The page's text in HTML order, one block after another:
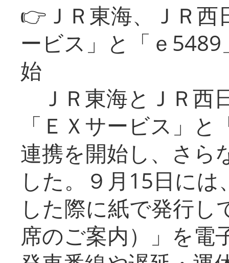
👉ＪＲ東海、ＪＲ
ービス」と「ｅ
始
ＪＲ東海とＪＲ西
「ＥＸサービス」
連携を開始し、さら
した。９月15日に
した際に紙で発行し
席のご案内）」を電